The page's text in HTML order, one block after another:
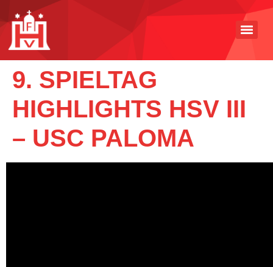
9. SPIELTAG
HIGHLIGHTS HSV III
– USC PALOMA